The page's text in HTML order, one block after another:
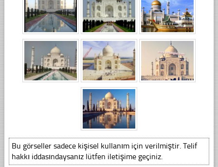
Bu görseller sadece kişisel kullanım için verilmiştir. Telif
hakkı iddasındaysanız lütfen iletişime geçiniz.